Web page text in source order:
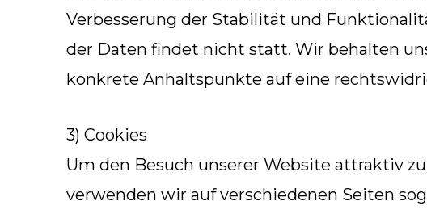
Verbesserung der Stabilität und
der Daten findet nicht statt. Wir behalten
konkrete Anhaltspunkte auf eine
3) Cookies
Um den Besuch unserer Website attraktiv
verwenden wir auf verschiedenen Seiten